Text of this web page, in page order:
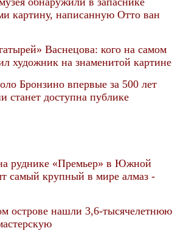
картину, написанную Отто ван
Васнецова: кого на самом
художник на знаменитой картине
Бронзино впервые за 500 лет
станет доступна публике
руднике «Премьер» в Южной
самый крупный в мире алмаз -
острове нашли 3,6-тысячелетнюю